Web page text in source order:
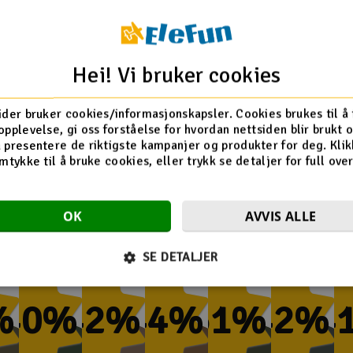
av dine
Flere så også på
-42%-44%-51%-42%
-
Hei! Vi bruker cookies
bruker cookies/informasjonskapsler. Cookies brukes til å
gi oss forståelse for hvordan nettsiden blir brukt
presentere de riktigste kampanjer og produkter for deg.
til å bruke cookies, eller trykk se detaljer for full
OK AVVIS ALLE
SE DETALJER